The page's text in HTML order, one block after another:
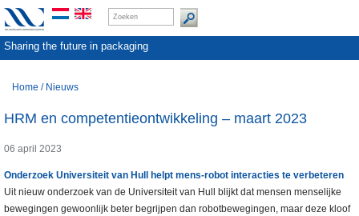
Sharing the future in packaging
Home / Nieuws
HRM en competentieontwikkeling – maart 2023
06 april 2023
Onderzoek Universiteit van Hull helpt mens-robot interacties te verbeteren
Uit nieuw onderzoek van de Universiteit van Hull blijkt dat mensen menselijke
bewegingen gewoonlijk beter begrijpen dan robotbewegingen, maar deze kloof